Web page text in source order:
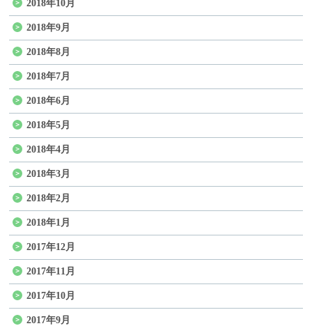
2018年10月
2018年9月
2018年8月
2018年7月
2018年6月
2018年5月
2018年4月
2018年3月
2018年2月
2018年1月
2017年12月
2017年11月
2017年10月
2017年9月